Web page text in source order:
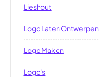
Lieshout
Logo Laten Ontwerpen
Logo Maken
Logo's